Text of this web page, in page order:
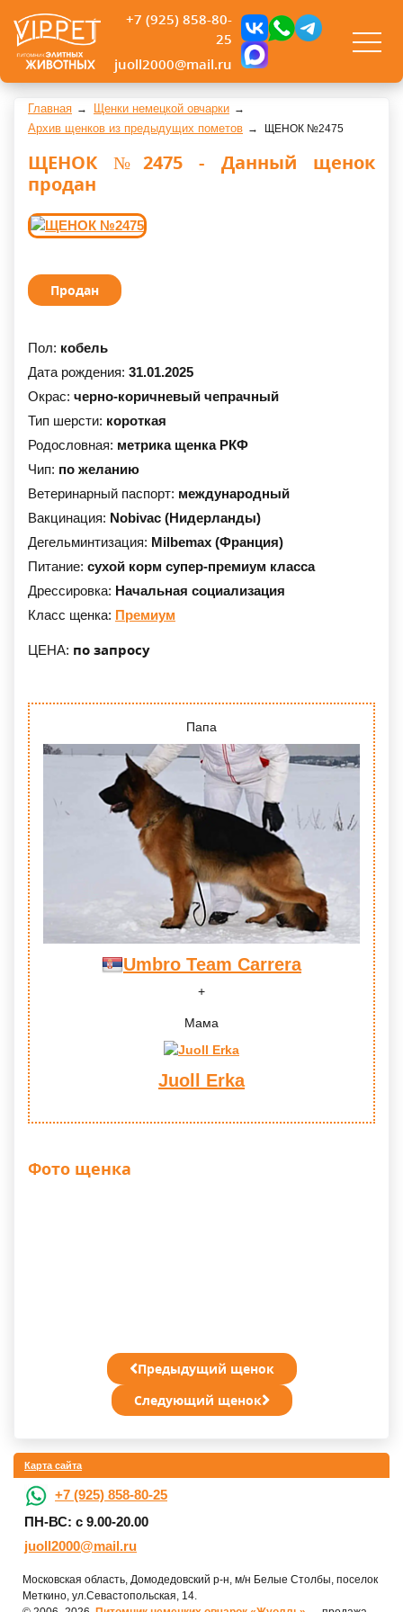
+7 (925) 858-80-
25
juoll2000@mail.ru
Главная
Щенки немецкой овчарки
Архив щенков из предыдущих пометов
ЩЕНОК №2475
ЩЕНОК №2475 - Данный щенок
продан
Продан
Пол: кобель
Дата рождения: 31.01.2025
Окрас: черно-коричневый чепрачный
Тип шерсти: короткая
Родословная: метрика щенка РКФ
Чип: по желанию
Ветеринарный паспорт: международный
Вакцинация: Nobivac (Нидерланды)
Дегельминтизация: Milbemax (Франция)
Питание: сухой корм супер-премиум класса
Дрессировка: Начальная социализация
Класс щенка: Премиум
ЦЕНА: по запросу
Папа
Umbro Team Carrera
Мама
Juoll Erka
Фото щенка
Предыдущий щенок
Следующий щенок
Карта сайта
+7 (925) 858-80-25
ПН-ВС: с 9.00-20.00
juoll2000@mail.ru
Московская область, Домодедовский р-н, м/н Белые Столбы, поселок
Меткино, ул.Севастопольская, 14.